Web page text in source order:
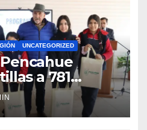
UNCATEGORIZED
a 781
recursos del